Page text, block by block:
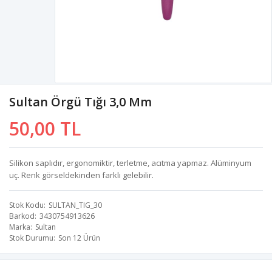
Sultan Örgü Tığı 3,0 Mm
50,00 TL
Silikon saplıdır, ergonomiktir, terletme, acıtma yapmaz. Alüminyum
uç. Renk görseldekinden farklı gelebilir.
Stok Kodu SULTAN_TIG_30
Barkod 3430754913626
Marka Sultan
Stok Durumu Son 12 Ürün